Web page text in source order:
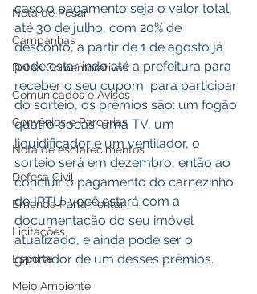
Nota de Pesar
Campanhas
Datas Comemorativas
Comunicados e Avisos
Convênios e Parcerias
Nota de esclarecimentos
Defesa Civil
Emenda Parlamentar
Licitações
Esporte
Meio Ambiente
caso o pagamento seja o valor total,
até 30 de julho, com 20% de
desconto, a partir de 1 de agosto já
pode estar indo até a prefeitura para
receber o seu cupom  para participar
do sorteio, os prêmios são: um fogão
quatro bocas, uma TV, um
liquidificador e um ventilador, o
sorteio será em dezembro, então ao
concluir o pagamento do carnezinho
do IPTU  você estará com a
documentação do seu imóvel
atualizado, e ainda pode ser o
ganhador de um desses prêmios.